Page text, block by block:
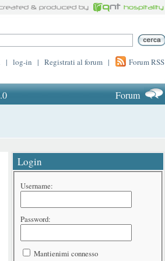
| log-in | Registrati al forum | Forum RSS
Forum
Login
Username:
Password:
Mantienimi connesso